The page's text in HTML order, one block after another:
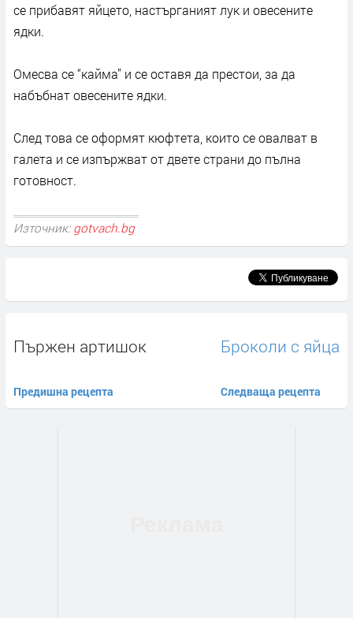
се прибавят яйцето, настърганият лук и овесените
ядки.
Омесва се “кайма” и се оставя да престои, за да
набъбнат овесените ядки.
След това се оформят кюфтета, които се овалват в
галета и се изпържват от двете страни до пълна
готовност.
Източник: gotvach.bg
Пържен артишок
Предишна рецепта
Броколи с яйца
Следваща рецепта